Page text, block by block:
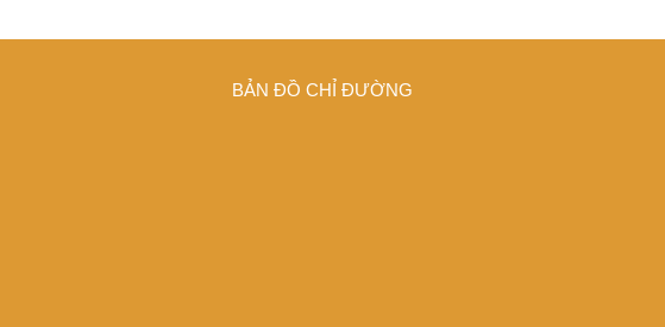
BẢN ĐỒ CHỈ ĐƯỜNG